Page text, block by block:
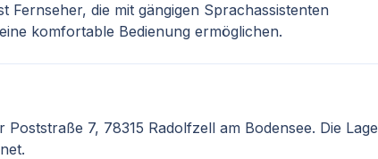
Fernseher, die mit gängigen Sprachassistenten
komfortable Bedienung ermöglichen.
7, 78315 Radolfzell am Bodensee. Die Lage